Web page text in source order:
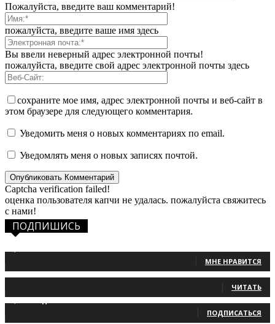
Пожалуйста, введите ваш комментарий!
пожалуйста, введите ваше имя здесь
Вы ввели неверный адрес электронной почты!
пожалуйста, введите свой адрес электронной почты здесь
сохраните мое имя, адрес электронной почты и веб-сайт в
этом браузере для следующего комментария.
Уведомить меня о новых комментариях по email.
Уведомлять меня о новых записях почтой.
Captcha verification failed!
оценка пользователя капчи не удалась. пожалуйста свяжитесь
с нами!
ПОДПИШИСЬ
МНЕ НРАВИТСЯ
ЧИТАТЬ
ПОДПИСАТЬСЯ